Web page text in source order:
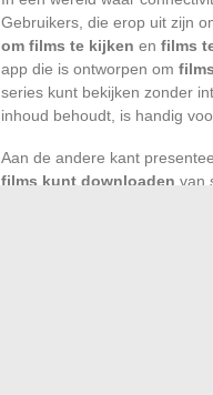
Gebruikers, die erop uit zijn
om films te kijken en films
app die is ontworpen om
series kunt bekijken zonder
inhoud behoudt, is handig
Aan de andere kant
films kunt downloaden van